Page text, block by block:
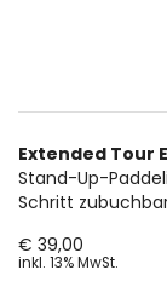
Extended Tour
Stand-Up-
Schritt
€ 39,00
inkl. 13% MwSt.